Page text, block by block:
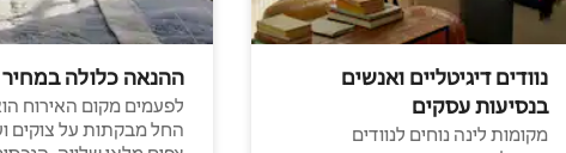
נוודים דיגיטליים ואנשים
בנסיעות עסקים
מקומות לינה נוחים לנוודים
ההנאה כלולה במחיר
לפעמים מקום האירוח
החל מבקתות על צוקים